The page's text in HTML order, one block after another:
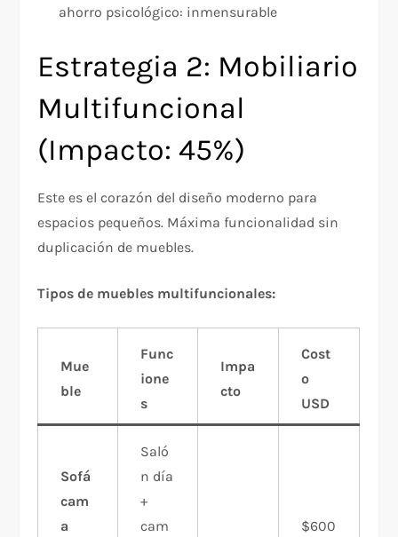
ahorro psicológico: inmensurable
Estrategia 2: Mobiliario
Multifuncional
(Impacto: 45%)
Este es el corazón del diseño moderno para
espacios pequeños. Máxima funcionalidad sin
duplicación de muebles.
Tipos de muebles multifuncionales:
Mue
ble
Func
ione
s
Impa
cto
Cost
o
USD
Sofá
cam
a
Saló
n día
+
cam
$600